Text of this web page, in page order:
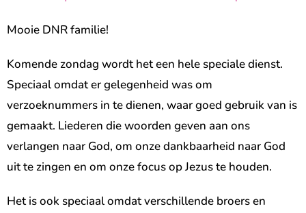
Mooie DNR familie!
Komende zondag wordt het een hele speciale dienst.
Speciaal omdat er gelegenheid was om
verzoeknummers in te dienen, waar goed gebruik van is
gemaakt. Liederen die woorden geven aan ons
verlangen naar God, om onze dankbaarheid naar God
uit te zingen en om onze focus op Jezus te houden.
Het is ook speciaal omdat verschillende broers en